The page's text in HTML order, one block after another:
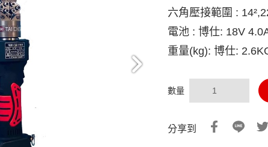
六角壓接範圍 :
電池 : 博仕: 18V
重量(kg): 博仕:
數量
分享到